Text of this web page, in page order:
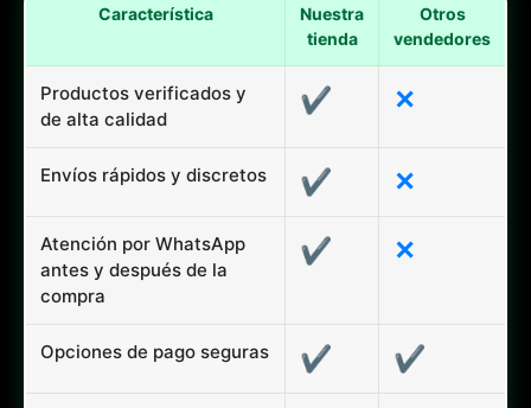
Característica
Nuestra
tienda
Otros
vendedores
Productos verificados y
de alta calidad
✔ ✕
Envíos rápidos y discretos ✔ ✕
Atención por WhatsApp
antes y después de la
compra
✔ ✕
Opciones de pago seguras ✔ ✔